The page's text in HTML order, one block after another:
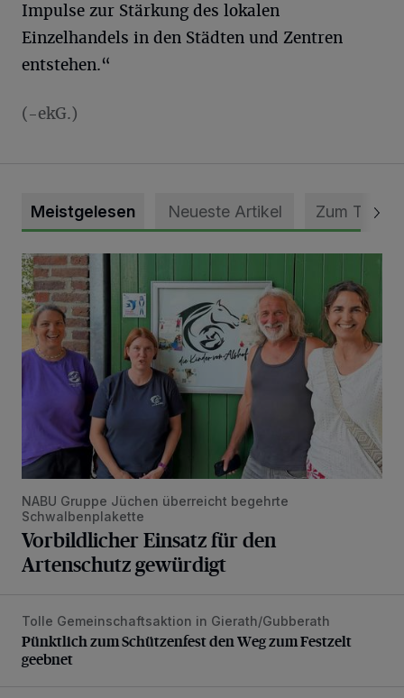
Impulse zur Stärkung des lokalen
Einzelhandels in den Städten und Zentren
entstehen.“
(-ekG.)
Meistgelesen Neueste Artikel Zum Thema
Vorbildlicher Einsatz für den Artenschutz gewürdigt
NABU Gruppe Jüchen überreicht begehrte
Schwalbenplakette
Vorbildlicher Einsatz für den
Artenschutz gewürdigt
Pünktlich zum Schützenfest den Weg zum Festzelt
Tolle Gemeinschaftsaktion in Gierath/Gubberath
Pünktlich zum Schützenfest den Weg zum Festzelt
geebnet